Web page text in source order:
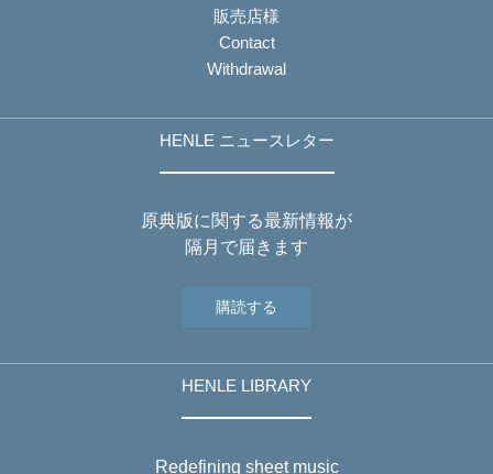
販売店様
Contact
Withdrawal
HENLE ニュースレター
原典版に関する最新情報が
隔月で届きます
購読する
HENLE LIBRARY
Redefining sheet music